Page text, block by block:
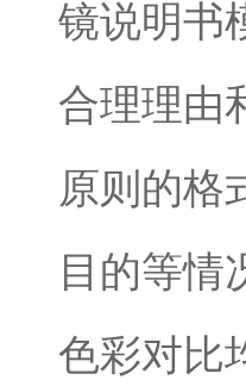
镜说明书
合理理由
原则的格
目的等情
色彩对比